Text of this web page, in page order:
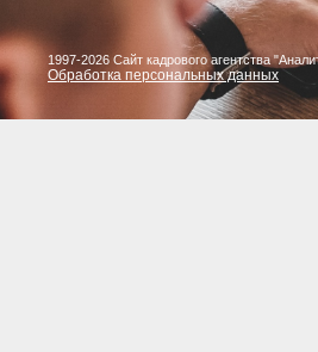
1997-2026 Сайт кадрового агентства
Обработка персональных данных